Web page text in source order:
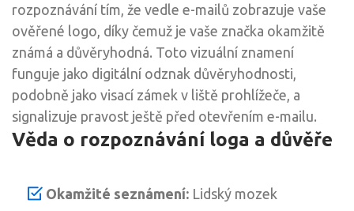
rozpoznávání tím, že vedle e-mailů zobrazuje vaše
ověřené logo, díky čemuž je vaše značka okamžitě
známá a důvěryhodná. Toto vizuální znamení
funguje jako digitální odznak důvěryhodnosti,
podobně jako visací zámek v liště prohlížeče, a
signalizuje pravost ještě před otevřením e-mailu.
Věda o rozpoznávání loga a důvěře
Okamžité seznámení: Lidský mozek